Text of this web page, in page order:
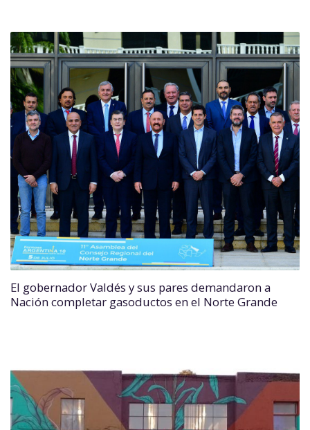
El gobernador Valdés y sus pares demandaron a
Nación completar gasoductos en el Norte Grande